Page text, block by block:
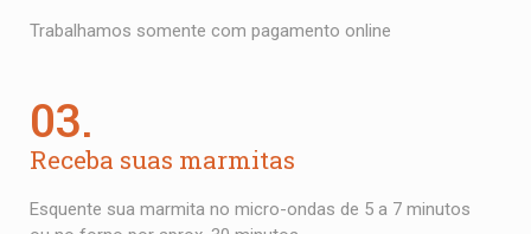
Trabalhamos somente com pagamento online
03.
Receba suas marmitas
Esquente sua marmita no micro-ondas de 5 a 7 minutos